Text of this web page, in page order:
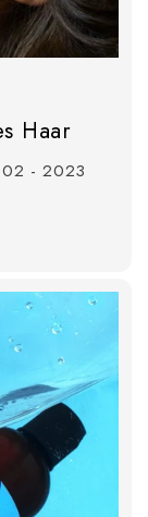
Haar
02 - 2023